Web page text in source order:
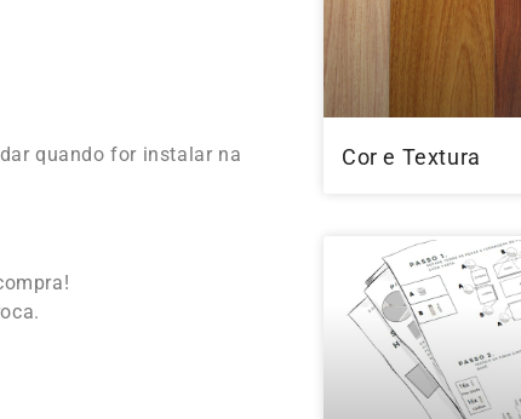
quando for instalar na
Cor e Textura